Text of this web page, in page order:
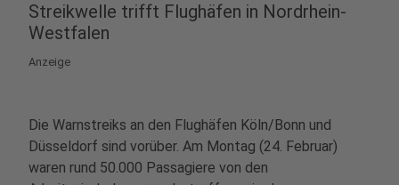
Streikwelle trifft Flughäfen in Nordrhein-
Westfalen
Anzeige
Die Warnstreiks an den Flughäfen Köln/Bonn und
Düsseldorf sind vorüber. Am Montag (24. Februar)
waren rund 50.000 Passagiere von den